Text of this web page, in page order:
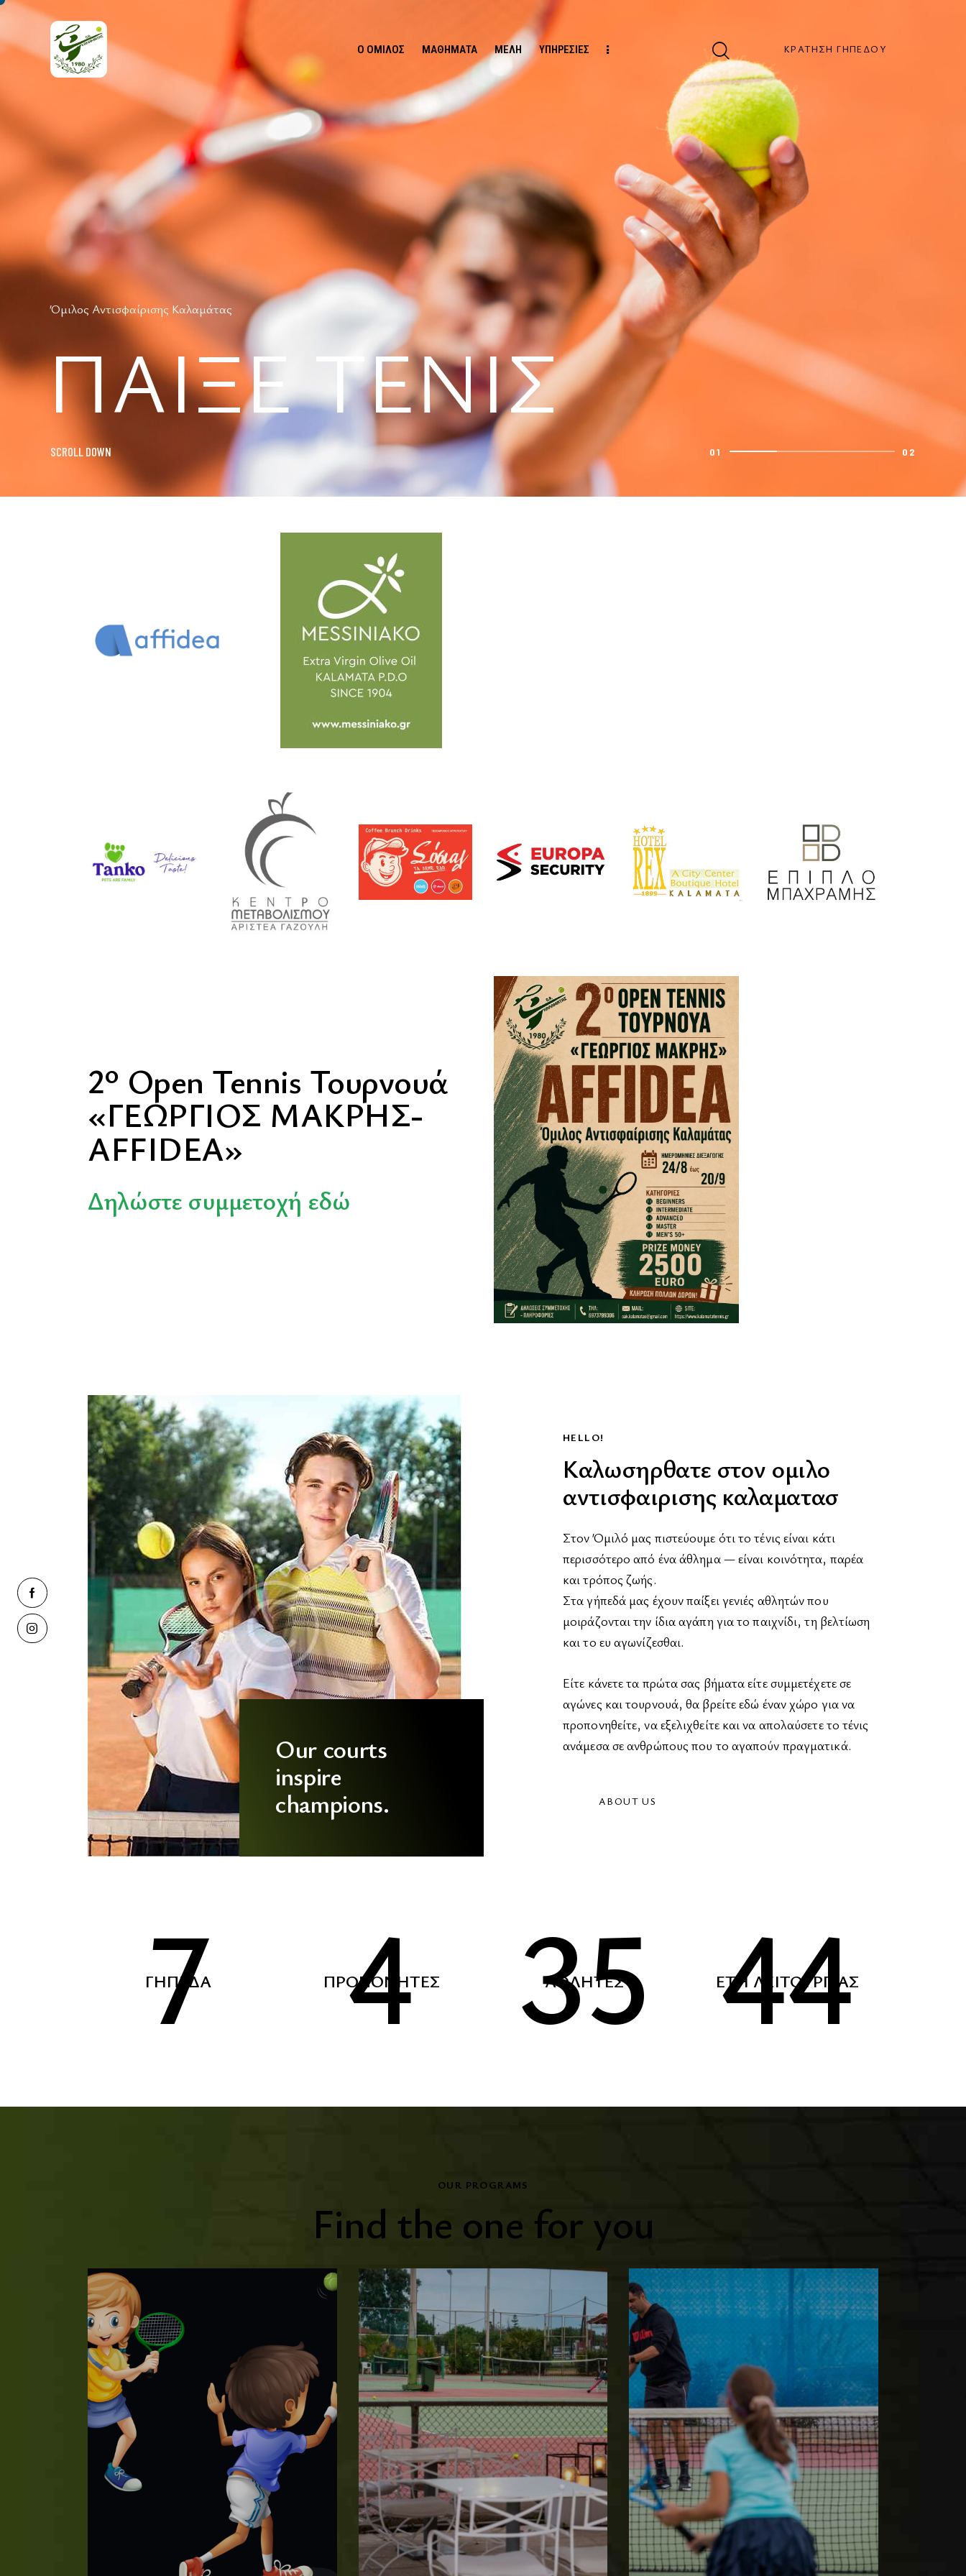
Ο ΌΜΙΛΟΣ ΜΑΘΉΜΑΤΑ ΜΈΛΗ ΥΠΗΡΕΣΊΕΣ ΚΡΑΤΗΣΗ ΓΗΠΕΔΟΥ
Όμιλος Αντισφαίρισης Καλαμάτας
ΠΑΊΞΕ ΤΈΝΙΣ
SCROLL DOWN 01 02
2º Οpen Tennis Τουρνουά
«ΓΕΩΡΓΙΟΣ ΜΑΚΡΗΣ-
AFFIDEA»
Δηλώστε συμμετοχή εδώ
Our courts
inspire
champions.
HELLO!
Καλωσηρθατε στον ομιλο
αντισφαιρισης καλαματασ
Στον Όμιλό μας πιστεύουμε ότι το τένις είναι κάτι
περισσότερο από ένα άθλημα — είναι κοινότητα, παρέα
και τρόπος ζωής.
Στα γήπεδά μας έχουν παίξει γενιές αθλητών που
μοιράζονται την ίδια αγάπη για το παιχνίδι, τη βελτίωση
και το ευ αγωνίζεσθαι.
Είτε κάνετε τα πρώτα σας βήματα είτε συμμετέχετε σε
αγώνες και τουρνουά, θα βρείτε εδώ έναν χώρο για να
προπονηθείτε, να εξελιχθείτε και να απολαύσετε το τένις
ανάμεσα σε ανθρώπους που το αγαπούν πραγματικά.
ABOUT US
7
ΓΉΠΕΔΑ 4
ΠΡΟΠΟΝΗΤΈΣ 35
ΑΘΛΗΤΕΣ 45
ΈΤΗ ΛΕΙΤΟΥΡΓΊΑΣ
OUR PROGRAMS
Find the one for you